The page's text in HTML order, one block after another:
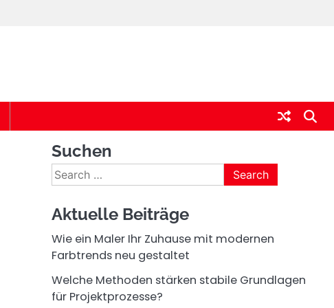
Suchen
Search
for:
Aktuelle Beiträge
Wie ein Maler Ihr Zuhause mit modernen
Farbtrends neu gestaltet
Welche Methoden stärken stabile Grundlagen
für Projektprozesse?